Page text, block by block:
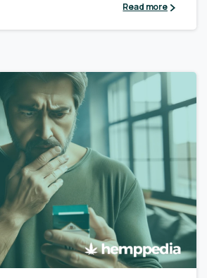
Read more
0